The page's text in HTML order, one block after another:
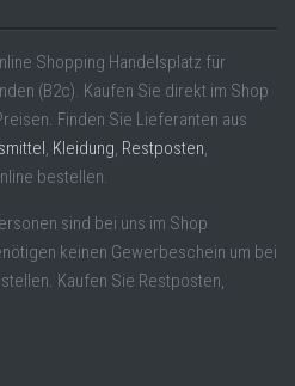
Shopping Handelsplatz für
(B2c). Kaufen Sie direkt im Shop
Finden Sie Lieferanten aus
, Kleidung, Restposten,
bestellen.
sind bei uns im Shop
keinen Gewerbeschein um bei
Kaufen Sie Restposten,